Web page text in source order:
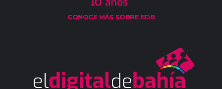
CONOCE MÁS SOBRE EDB